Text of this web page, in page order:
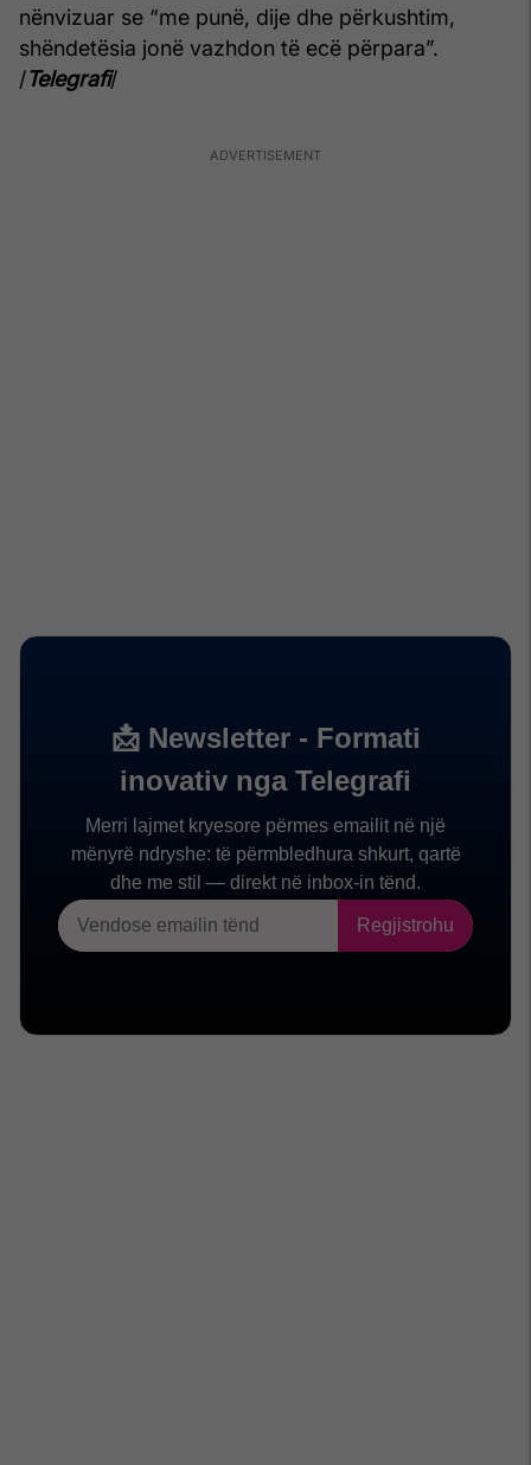
nënvizuar se “me punë, dije dhe përkushtim,
shëndetësia jonë vazhdon të ecë përpara”.
/Telegrafi/